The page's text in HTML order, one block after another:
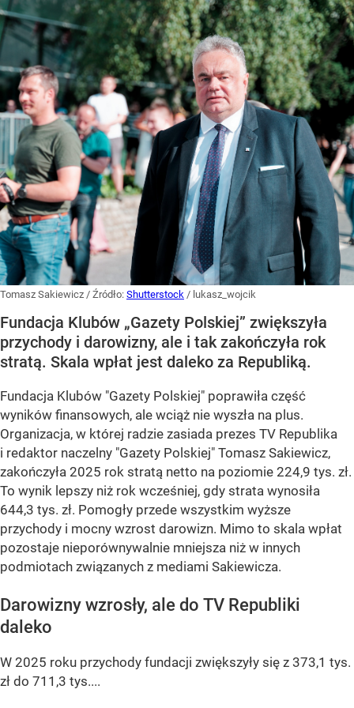
Tomasz Sakiewicz / Źródło: Shutterstock / lukasz_wojcik
Fundacja Klubów „Gazety Polskiej” zwiększyła
przychody i darowizny, ale i tak zakończyła rok
stratą. Skala wpłat jest daleko za Republiką.
Fundacja Klubów "Gazety Polskiej" poprawiła część
wyników finansowych, ale wciąż nie wyszła na plus.
Organizacja, w której radzie zasiada prezes TV Republika
i redaktor naczelny "Gazety Polskiej" Tomasz Sakiewicz,
zakończyła 2025 rok stratą netto na poziomie 224,9 tys. zł.
To wynik lepszy niż rok wcześniej, gdy strata wynosiła
644,3 tys. zł. Pomogły przede wszystkim wyższe
przychody i mocny wzrost darowizn. Mimo to skala wpłat
pozostaje nieporównywalnie mniejsza niż w innych
podmiotach związanych z mediami Sakiewicza.
Darowizny wzrosły, ale do TV Republiki
daleko
W 2025 roku przychody fundacji zwiększyły się z 373,1 tys.
zł do 711,3 tys....